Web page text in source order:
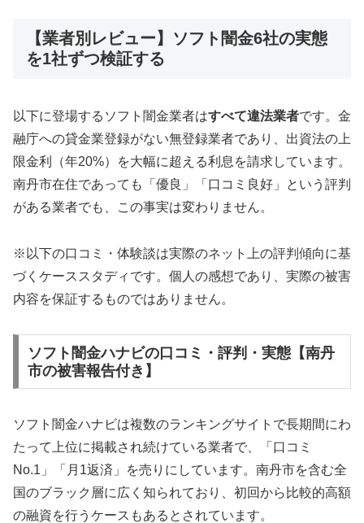
【業者別レビュー】ソフト闇金6社の実態
を1社ずつ検証する
以下に登場するソフト闇金業者はすべて違法業者です。金
融庁への貸金業登録がない無登録業者であり、出資法の上
限金利（年20%）を大幅に超える利息を請求しています。
南丹市在住であっても「優良」「口コミ良好」という評判
がある業者でも、この事実は変わりません。
※以下の口コミ・体験談は実際のネット上の評判傾向に基
づくケーススタディです。個人の感想であり、実際の被害
内容を保証するものではありません。
ソフト闇金ハナビの口コミ・評判・実態【南丹
市の被害報告付き】
ソフト闇金ハナビは複数のランキングサイトで長期間にわ
たって上位に掲載され続けている業者で、「口コミ
No.1」「月1返済」を売りにしています。南丹市を含む全
国のブラック層に広く知られており、初回から比較的高額
の融資を行うケースもあるとされています。